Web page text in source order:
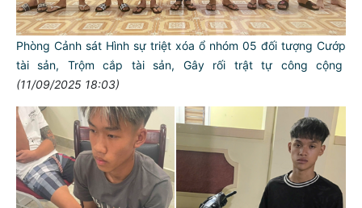
Phòng Cảnh sát Hình sự triệt xóa ổ nhóm 05 đối tượng Cướp
tài sản, Trộm cắp tài sản, Gây rối trật tự công cộng
(11/09/2025 18:03)